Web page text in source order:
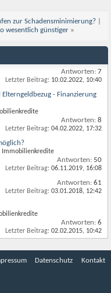
zur Schadensminimierung?
wesentlich günstiger »
Antworten: 7
Letzter Beitrag: 10.02.2022, 10:40
- Finanzierung
Antworten: 8
Letzter Beitrag: 04.02.2022, 17:32
Immobilienkredite
Antworten: 50
Letzter Beitrag: 06.11.2019, 16:08
Antworten: 61
Letzter Beitrag: 03.01.2018, 12:42
Antworten: 6
Letzter Beitrag: 02.02.2015, 10:42
Datenschutz Kontakt